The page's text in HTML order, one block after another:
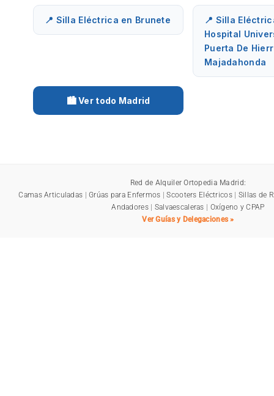
📍 Silla Eléctrica en Brunete
📍 Silla
Hospital
Puerta De
Majadahonda
🏙️ Ver todo Madrid
Red de Alquiler Ortopedia Madrid:
Camas Articuladas |Grúas para Enfermos |Scooters Eléctricos| Sillas de
Andadores| Salvaescaleras | Oxígeno y CPAP
Ver Guías y Delegaciones »